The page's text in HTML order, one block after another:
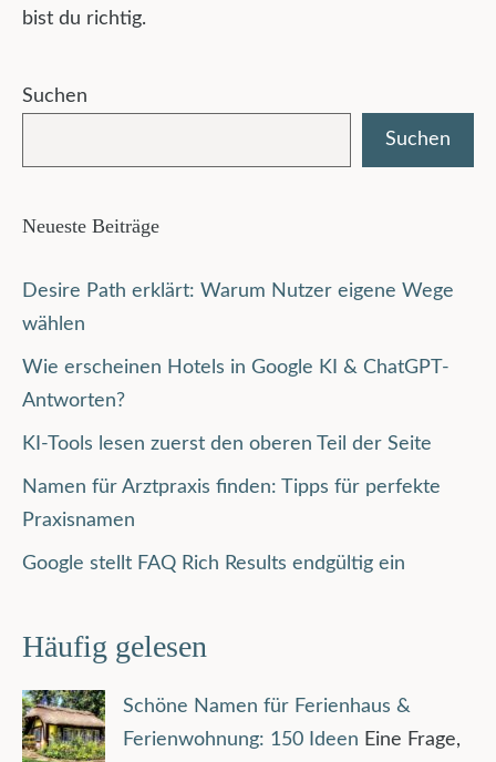
bist du richtig.
Suchen
Suchen
Neueste Beiträge
Desire Path erklärt: Warum Nutzer eigene Wege
wählen
Wie erscheinen Hotels in Google KI & ChatGPT-
Antworten?
KI-Tools lesen zuerst den oberen Teil der Seite
Namen für Arztpraxis finden: Tipps für perfekte
Praxisnamen
Google stellt FAQ Rich Results endgültig ein
Häufig gelesen
Schöne Namen für Ferienhaus &
Ferienwohnung: 150 Ideen Eine Frage,